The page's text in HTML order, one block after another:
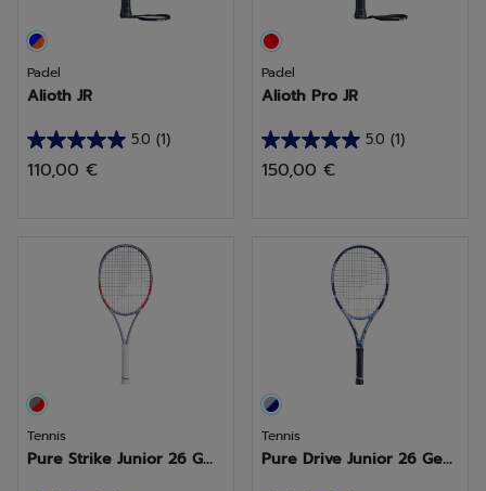
Padel
Alioth JR
5.0 (1)
5.0
sur
110,00 €
Padel
Alioth Pro JR
5.0 (1)
5.0
sur
150,00 €
Tennis
Pure Strike Junior 26 G...
Tennis
Pure Drive Junior 26 Ge...